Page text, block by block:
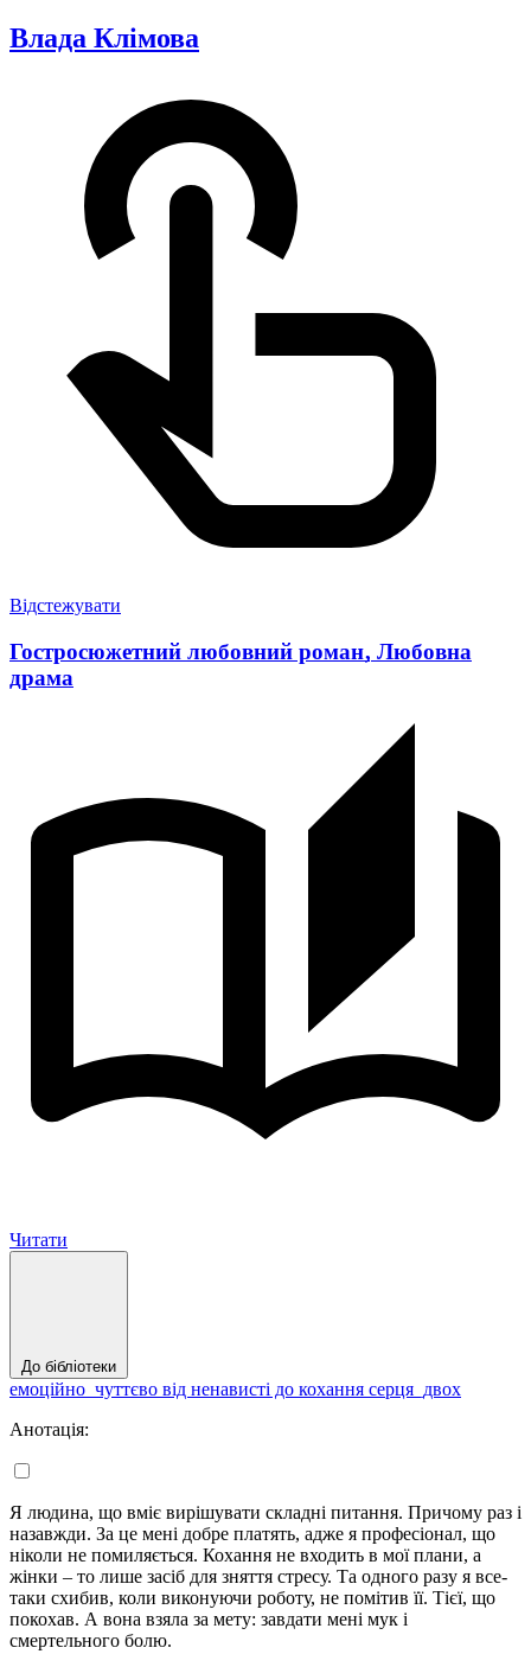
Влада Клімова
Відстежувати
Гостросюжетний любовний роман, Любовна
драма
Читати
До бібліотеки
емоційно_чуттєво від ненависті до кохання серця_двох
Анотація:
Я людина, що вміє вирішувати складні питання. Причому раз і
назавжди. За це мені добре платять, адже я професіонал, що
ніколи не помиляється. Кохання не входить в мої плани, а
жінки – то лише засіб для зняття стресу. Та одного разу я все-
таки схибив, коли виконуючи роботу, не помітив її. Тієї, що
покохав. А вона взяла за мету: завдати мені мук і
смертельного болю.